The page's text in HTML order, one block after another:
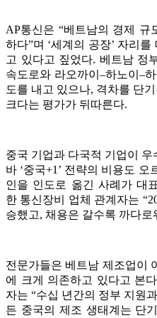
AP통신은 “베트남의 경제 규
하다”며 ‘세계의 공장’ 자리
고 있다고 짚었다. 베트남 정
속도로와 라오까이–하노이–
도를 내고 있으나, 격차를 단
크다는 평가가 뒤따른다.
중국 기업과 다국적 기업이
바 ‘중국+1’ 전략의 비용도
인을 인도로 옮긴 사례가 대
한 통신장비 업체 관계자는
승했고, 채용은 갈수록 까다로
전문가들은 베트남 제조업이
에 크게 의존하고 있다고 본
자는 “수십 년간의 정부 지원
든 중국의 제조 생태계는 단